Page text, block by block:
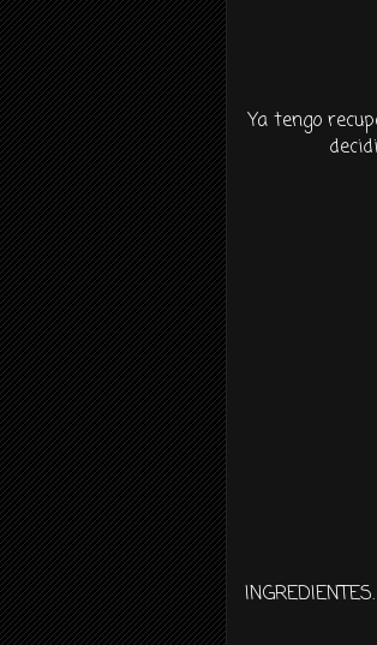
Ya tengo
INGREDIENTES.